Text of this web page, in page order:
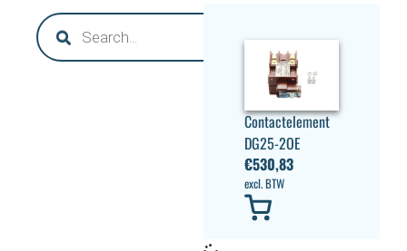
Contactelement
DG25-2OE
€530,83
excl. BTW